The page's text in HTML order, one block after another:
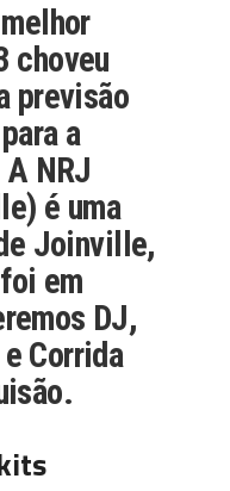
choveu
previsão
a
NRJ
é uma
Joinville,
em
DJ,
Corrida